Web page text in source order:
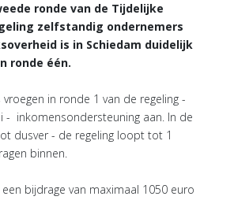
ronde van de Tijdelijke
zelfstandig ondernemers
is in Schiedam duidelijk
ronde één.
in ronde 1 van de regeling -
inkomensondersteuning aan. In de
dusver - de regeling loopt tot 1
binnen.
bijdrage van maximaal 1050 euro